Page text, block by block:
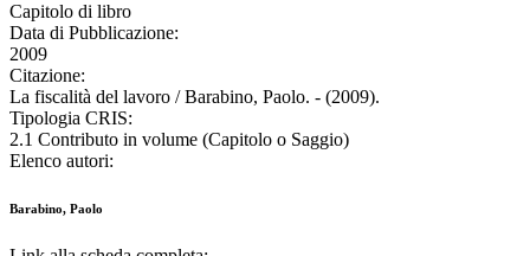
Capitolo di libro
Data di Pubblicazione:
2009
Citazione:
La fiscalità del lavoro / Barabino, Paolo. - (2009).
Tipologia CRIS:
2.1 Contributo in volume (Capitolo o Saggio)
Elenco autori:
Barabino, Paolo